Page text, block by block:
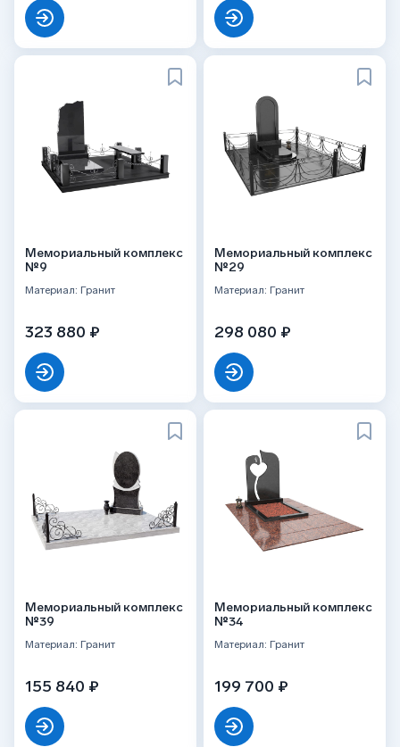
Мемориальный комплекс
№9
Материал: Гранит
323 880 ₽
Мемориальный комплекс
№29
Материал: Гранит
298 080 ₽
Мемориальный комплекс
№39
Материал: Гранит
155 840 ₽
Мемориальный комплекс
№34
Материал: Гранит
199 700 ₽